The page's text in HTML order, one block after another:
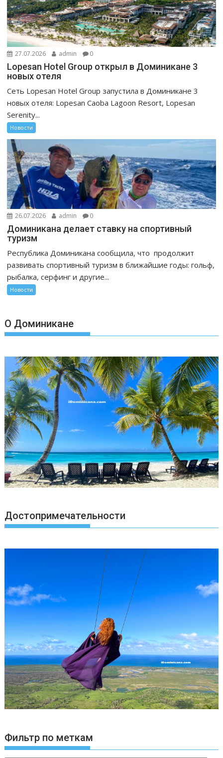
27.07.2026 admin 0
Lopesan Hotel Group открыл в Доминикане 3
новых отеля
Сеть Lopesan Hotel Group запустила в Доминикане 3
новых отеля: Lopesan Caoba Lagoon Resort, Lopesan
Serenity...
Новости
26.07.2026 admin 0
Доминикана делает ставку на спортивный
туризм
Республика Доминикана сообщила, что продолжит
развивать спортивный туризм в ближайшие годы: гольф,
рыбалка, серфинг и другие...
Новости
О Доминикане
Достопримечательности
Фильтр по меткам